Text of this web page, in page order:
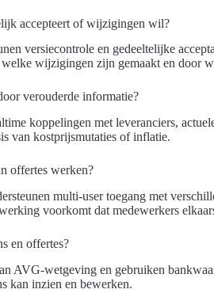
accepteert of wijzigingen wil?
versiecontrole en gedeeltelijke
wijzigingen zijn gemaakt en door
verouderde informatie?
koppelingen met leveranciers,
van kostprijsmutaties of inflatie.
offertes werken?
multi-user toegang met
voorkomt dat medewerkers
en offertes?
AVG-wetgeving en gebruiken
kan inzien en bewerken.